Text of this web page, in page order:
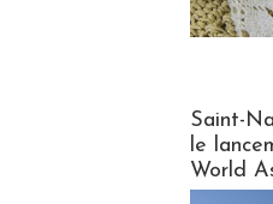
Saint-
le
World